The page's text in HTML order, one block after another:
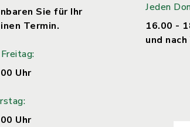
Sie für Ihr
Termin.
Uhr
Uhr
Jeden
16.00 -
und